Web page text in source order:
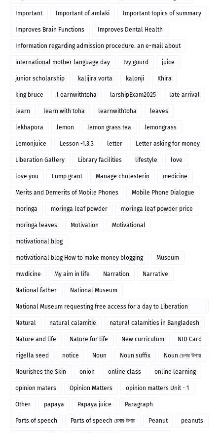
Important Important of amlaki Important topics of summary
Improves Brain Functions Improves Dental Health
Information regarding admission procedure. an e-mail about
international mother language day Ivy gourd juice
junior scholarship kalijira vorta kalonji Khira
king bruce l earnwithtoha larshipExam2025 late arrival
learn learn with toha learnwithtoha leaves
lekhapora lemon lemon grass tea lemongrass
Lemonjuice Lesson -1.3.3 letter Letter asking for money
Liberation Gallery Library facilities lifestyle love
love you Lump grant Manage cholesterin medicine
Merits and Demerits of Mobile Phones Mobile Phone Dialogue
moringa moringa leaf powder moringa leaf powder price
moringa leaves Motivation Motivational
motivational blog
motivational blog How to make money blogging Museum
mwdicine My aim in life Narration Narrative
National father National Museum
National Museum requesting free access for a day to Liberation
Gallery
Natural natural calamitie natural calamities in Bangladesh
Nature and life Nature for life New curriculum NID Card
nigella seed notice Noun Noun suffix Noun চেনার উপায়
Nourishes the Skin onion online class online learning
opinion maters Opinion Matters opinion matters Unit - 1
Other papaya Papaya juice Paragraph
Parts of speech Parts of speech চেনার উপায় Peanut peanuts